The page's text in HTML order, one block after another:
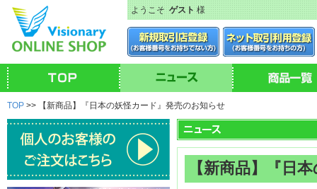
ようこそゲスト様
TOP >> 【新商品】『日本の妖怪カード』発売のお知らせ
【新商品】『日